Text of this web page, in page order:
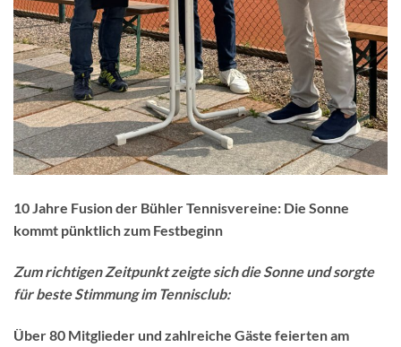
10 Jahre Fusion der Bühler Tennisvereine: Die Sonne
kommt pünktlich zum Festbeginn
Zum richtigen Zeitpunkt zeigte sich die Sonneund sorgte
für beste Stimmung im Tennisclub:
Über 80 Mitglieder und zahlreiche Gäste feierten am